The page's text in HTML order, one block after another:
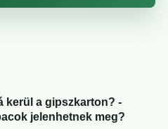
kerül a gipszkarton? -
jelenhetnek meg?